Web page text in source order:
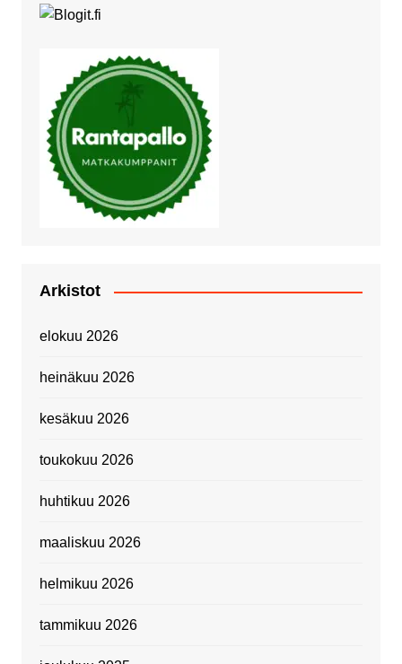
Arkistot
elokuu 2026
heinäkuu 2026
kesäkuu 2026
toukokuu 2026
huhtikuu 2026
maaliskuu 2026
helmikuu 2026
tammikuu 2026